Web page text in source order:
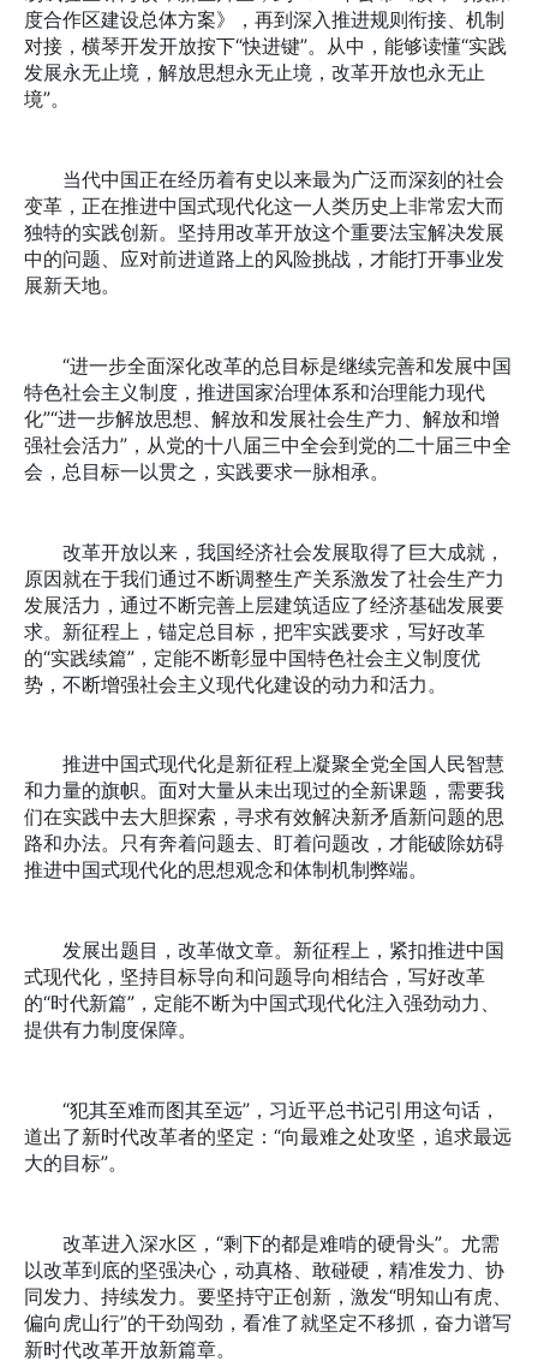
度合作区建设总体方案》，再到深入推进规则衔接、机制
对接，横琴开发开放按下“快进键”。从中，能够读懂“实践
发展永无止境，解放思想永无止境，改革开放也永无止
境”。
当代中国正在经历着有史以来最为广泛而深刻的社会
变革，正在推进中国式现代化这一人类历史上非常宏大而
独特的实践创新。坚持用改革开放这个重要法宝解决发展
中的问题、应对前进道路上的风险挑战，才能打开事业发
展新天地。
“进一步全面深化改革的总目标是继续完善和发展中国
特色社会主义制度，推进国家治理体系和治理能力现代
化”“进一步解放思想、解放和发展社会生产力、解放和增
强社会活力”，从党的十八届三中全会到党的二十届三中全
会，总目标一以贯之，实践要求一脉相承。
改革开放以来，我国经济社会发展取得了巨大成就，
原因就在于我们通过不断调整生产关系激发了社会生产力
发展活力，通过不断完善上层建筑适应了经济基础发展要
求。新征程上，锚定总目标，把牢实践要求，写好改革
的“实践续篇”，定能不断彰显中国特色社会主义制度优
势，不断增强社会主义现代化建设的动力和活力。
推进中国式现代化是新征程上凝聚全党全国人民智慧
和力量的旗帜。面对大量从未出现过的全新课题，需要我
们在实践中去大胆探索，寻求有效解决新矛盾新问题的思
路和办法。只有奔着问题去、盯着问题改，才能破除妨碍
推进中国式现代化的思想观念和体制机制弊端。
发展出题目，改革做文章。新征程上，紧扣推进中国
式现代化，坚持目标导向和问题导向相结合，写好改革
的“时代新篇”，定能不断为中国式现代化注入强劲动力、
提供有力制度保障。
“犯其至难而图其至远”，习近平总书记引用这句话，
道出了新时代改革者的坚定：“向最难之处攻坚，追求最远
大的目标”。
改革进入深水区，“剩下的都是难啃的硬骨头”。尤需
以改革到底的坚强决心，动真格、敢碰硬，精准发力、协
同发力、持续发力。要坚持守正创新，激发“明知山有虎、
偏向虎山行”的干劲闯劲，看准了就坚定不移抓，奋力谱写
新时代改革开放新篇章。